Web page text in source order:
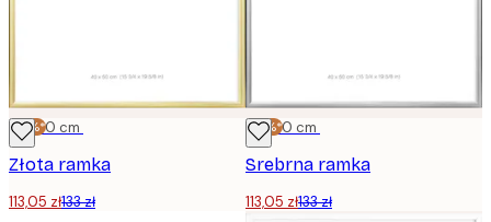
-15%*
40x50 cm
Złota ramka
113,05 zł133 zł
-15%*
40x50 cm
Srebrna ramka
113,05 zł133 zł